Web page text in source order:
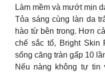
Làm mềm và mướt mịn
Tỏa sáng cùng làn da
hào từ bên trong. Hơn
chế sắc tố, Bright Skin
sống căng tràn gấp 10
Nếu nàng không tự tin